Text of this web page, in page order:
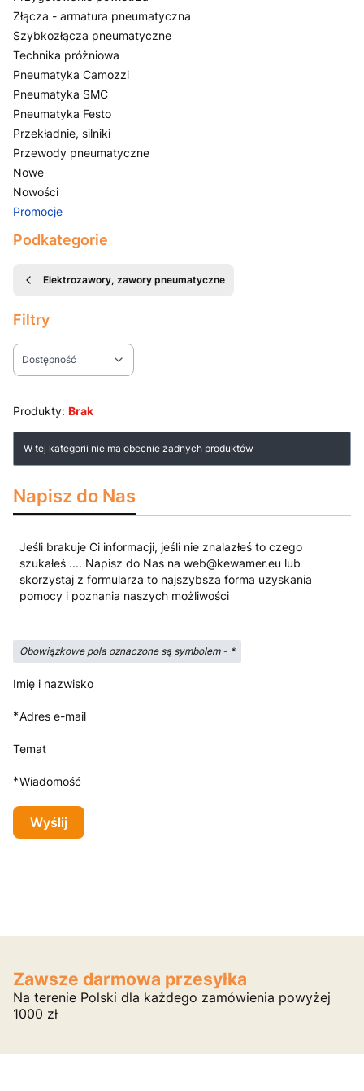
Złącza - armatura pneumatyczna
Szybkozłącza pneumatyczne
Technika próżniowa
Pneumatyka Camozzi
Pneumatyka SMC
Pneumatyka Festo
Przekładnie, silniki
Przewody pneumatyczne
Nowe
Nowości
Promocje
Koniec menu
Podkategorie
Elektrozawory, zawory pneumatyczne
Filtry
Dostępność
Produkty: Brak
Lista produktów
W tej kategorii nie ma obecnie żadnych produktów
Napisz do Nas
Jeśli brakuje Ci informacji, jeśli nie znalazłeś to czego
szukałeś .... Napisz do Nas na web@kewamer.eu lub
skorzystaj z formularza to najszybsza forma uzyskania
pomocy i poznania naszych możliwości
Obowiązkowe pola oznaczone są symbolem - *
Imię i nazwisko
*Adres e-mail
Temat
*Wiadomość
Wyślij
Zawsze darmowa przesyłka
Na terenie Polski dla każdego zamówienia powyżej
1000 zł